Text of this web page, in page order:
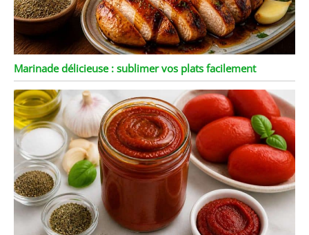
Marinade délicieuse : sublimer vos plats facilement